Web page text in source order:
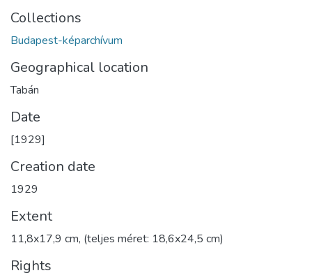
Collections
Budapest-képarchívum
Geographical location
Tabán
Date
[1929]
Creation date
1929
Extent
11,8x17,9 cm, (teljes méret: 18,6x24,5 cm)
Rights